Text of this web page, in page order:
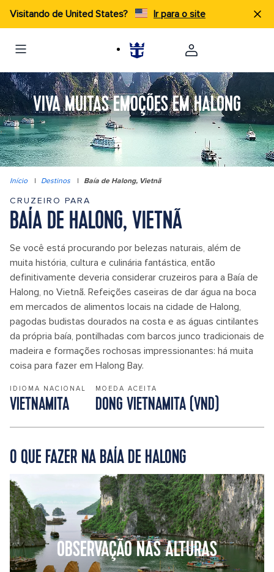
Visitando de United States? Ir para o site
VIVA MUITAS EMOÇÕES EM HALONG
Início | Destinos | Baía de Halong, Vietnã
CRUZEIRO PARA
BAÍA DE HALONG, VIETNÃ
Se você está procurando por belezas naturais, além de
muita história, cultura e culinária fantástica, então
definitivamente deveria considerar cruzeiros para a Baía de
Halong, no Vietnã. Refeições caseiras de dar água na boca
em mercados de alimentos locais na cidade de Halong,
pagodas budistas dourados na costa e as águas cintilantes
da própria baía, pontilhadas com barcos junco tradicionais de
madeira e formações rochosas impressionantes: há muita
coisa para fazer em Halong Bay.
IDIOMA NACIONAL
VIETNAMITA
MOEDA ACEITA
DONG VIETNAMITA (VND)
O QUE FAZER NA BAÍA DE HALONG
OBSERVAÇÃO NAS ALTURAS